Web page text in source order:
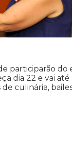
participarão do
dia 22 e vai
culinária,